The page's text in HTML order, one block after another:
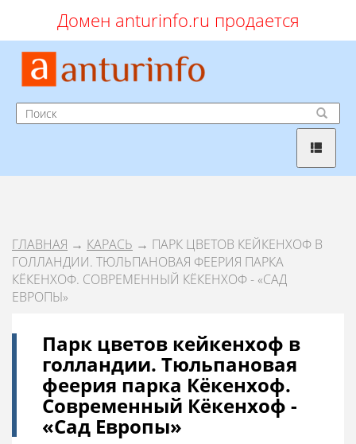
Домен anturinfo.ru продается
ГЛАВНАЯ → КАРАСЬ → ПАРК ЦВЕТОВ КЕЙКЕНХОФ В
ГОЛЛАНДИИ. ТЮЛЬПАНОВАЯ ФЕЕРИЯ ПАРКА
КЁКЕНХОФ. СОВРЕМЕННЫЙ КЁКЕНХОФ - «САД
ЕВРОПЫ»
Парк цветов кейкенхоф в
голландии. Тюльпановая
феерия парка Кёкенхоф.
Современный Кёкенхоф -
«Сад Европы»